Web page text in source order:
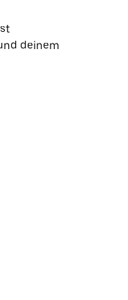
deinem